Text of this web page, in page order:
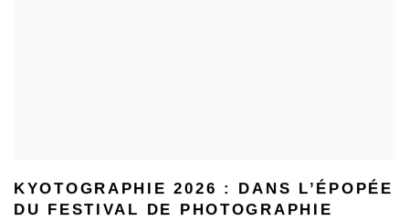
KYOTOGRAPHIE 2026 : DANS L’ÉPOPÉE
DU FESTIVAL DE PHOTOGRAPHIE